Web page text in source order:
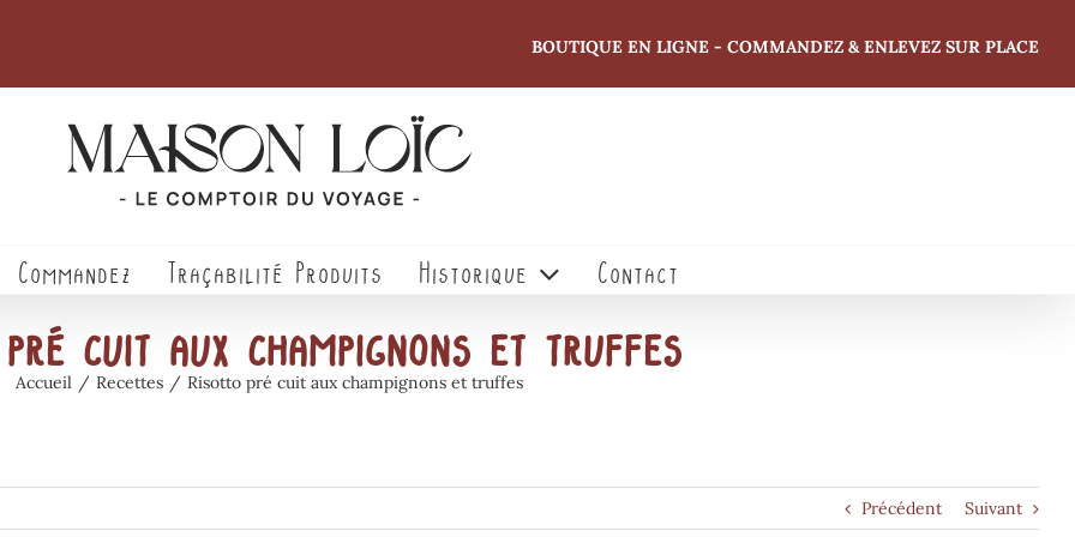
BOUTIQUE EN LIGNE - COMMANDEZ & ENLEVEZ SUR PLACE
Commandez Traçabilité Produits Historique Contact
cuit aux champignons et truffes
Accueil / Recettes / Risotto pré cuit aux champignons et truffes
Précédent Suivant